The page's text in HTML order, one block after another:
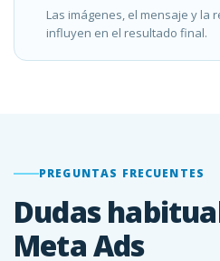
Las imágenes, el mensaje y la
influyen en el resultado final.
PREGUNTAS FRECUENTES
Dudas
Meta Ads